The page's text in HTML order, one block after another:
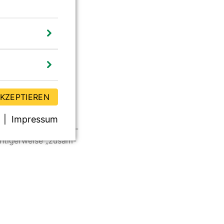
in sta­tio­
muss es
[…]“ und im Ab­
„zu­sam­
Impressum